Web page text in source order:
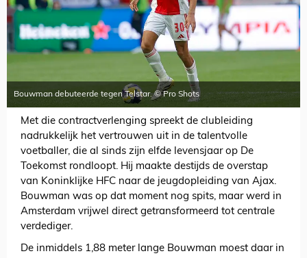
Bouwman debuteerde tegen Telstar. © Pro Shots
Met die contractverlenging spreekt de clubleiding
nadrukkelijk het vertrouwen uit in de talentvolle
voetballer, die al sinds zijn elfde levensjaar op De
Toekomst rondloopt. Hij maakte destijds de overstap
van Koninklijke HFC naar de jeugdopleiding van Ajax.
Bouwman was op dat moment nog spits, maar werd in
Amsterdam vrijwel direct getransformeerd tot centrale
verdediger.
De inmiddels 1,88 meter lange Bouwman moest daar in